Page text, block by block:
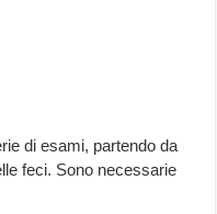
di esami, partendo da
feci. Sono necessarie